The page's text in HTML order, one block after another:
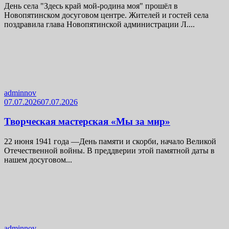
День села "Здесь край мой-родина моя" прошёл в
Новопятинском досуговом центре. Жителей и гостей села
поздравила глава Новопятинской администрации Л....
adminnov
07.07.202607.07.2026
Творческая мастерская «Мы за мир»
22 июня 1941 года —День памяти и скорби, начало Великой
Отечественной войны. В преддверии этой памятной даты в
нашем досуговом...